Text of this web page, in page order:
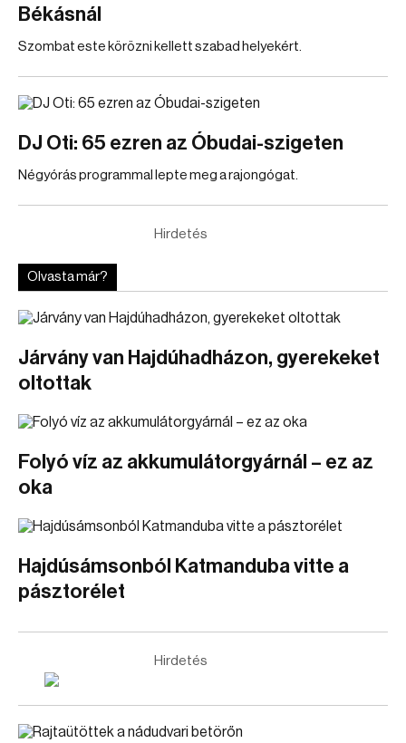
Békásnál
Szombat este körözni kellett szabad helyekért.
DJ Oti: 65 ezren az Óbudai-szigeten
Négyórás programmal lepte meg a rajongógat.
Hirdetés
Olvasta már?
Járvány van Hajdúhadházon, gyerekeket
oltottak
Folyó víz az akkumulátorgyárnál – ez az
oka
Hajdúsámsonból Katmanduba vitte a
pásztorélet
Hirdetés